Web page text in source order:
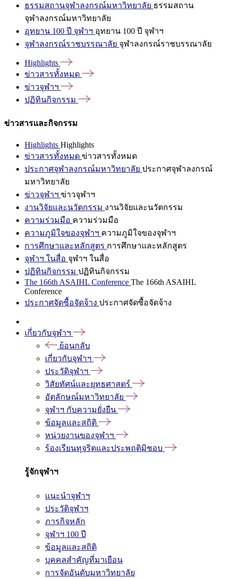
ธรรมสถานจุฬาลงกรณ์มหาวิทยาลัย ธรรมสถาน
จุฬาลงกรณ์มหาวิทยาลัย
อุทยาน 100 ปี จุฬาฯ อุทยาน 100 ปี จุฬาฯ
จุฬาลงกรณ์ราชบรรณาลัย จุฬาลงกรณ์ราชบรรณาลัย
Highlights
ข่าวสารทั้งหมด
ข่าวจุฬาฯ
ปฏิทินกิจกรรม
ข่าวสารและกิจกรรม
Highlights Highlights
ข่าวสารทั้งหมด ข่าวสารทั้งหมด
ประกาศจุฬาลงกรณ์มหาวิทยาลัย ประกาศจุฬาลงกรณ์
มหาวิทยาลัย
ข่าวจุฬาฯ ข่าวจุฬาฯ
งานวิจัยและนวัตกรรม งานวิจัยและนวัตกรรม
ความร่วมมือ ความร่วมมือ
ความภูมิใจของจุฬาฯ ความภูมิใจของจุฬาฯ
การศึกษาและหลักสูตร การศึกษาและหลักสูตร
จุฬาฯ ในสื่อ จุฬาฯ ในสื่อ
ปฏิทินกิจกรรม ปฏิทินกิจกรรม
The 166th ASAIHL Conference The 166th ASAIHL
Conference
ประกาศจัดซื้อจัดจ้าง ประกาศจัดซื้อจัดจ้าง
เกี่ยวกับจุฬาฯ
ย้อนกลับ
เกี่ยวกับจุฬาฯ
ประวัติจุฬาฯ
วิสัยทัศน์และยุทธศาสตร์
อัตลักษณ์มหาวิทยาลัย
จุฬาฯ กับความยั่งยืน
ข้อมูลและสถิติ
หน่วยงานของจุฬาฯ
ร้องเรียนทุจริตและประพฤติมิชอบ
รู้จักจุฬาฯ
แนะนำจุฬาฯ
ประวัติจุฬาฯ
ภารกิจหลัก
จุฬาฯ 100 ปี
ข้อมูลและสถิติ
บุคคลสำคัญที่มาเยือน
การจัดอันดับมหาวิทยาลัย